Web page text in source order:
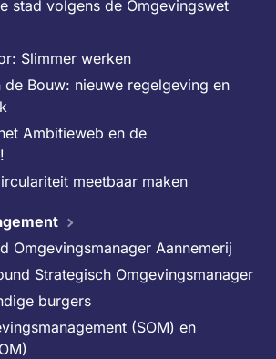
stad volgens de Omgevingswet
Slimmer werken
de Bouw: nieuwe regelgeving en
Ambitieweb en de
meetbaar maken
Omgevingsmanager Aannemerij
Strategisch Omgevingsmanager
burgers
(SOM) en